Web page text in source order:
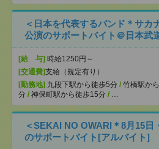
＜日本を代表するバンド＊サカ
公演のサポートバイト＠日本武
[給 与] 時給1250円～
[交通費]支給（規定有り）
[勤務地] 九段下駅から徒歩5分 / 竹橋駅か
分 / 神保町駅から徒歩15分 / …
＜SEKAI NO OWARI＊8月15日
のサポートバイト[アルバイト]